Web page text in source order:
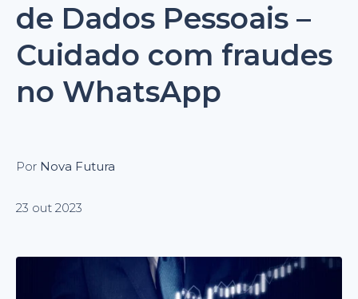
de Dados Pessoais –
Cuidado com fraudes
no WhatsApp
Por Nova Futura
23 out 2023